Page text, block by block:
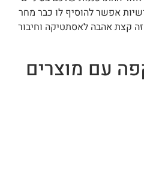
אפשר להוסיף לו כבר מחר
קצת אהבה לאסתטיקה וחיבור
עם מוצרים